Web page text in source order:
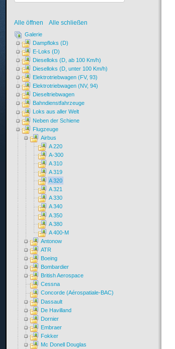
Alle öffnen Alle schließen
Galerie
Dampfloks (D)
E-Loks (D)
Dieselloks (D, ab 100 Km/h)
Dieselloks (D, unter 100 Km/h)
Elektrotriebwagen (FV, 93)
Elektrotriebwagen (NV, 94)
Dieseltriebwagen
Bahndienstfahrzeuge
Loks aus aller Welt
Neben der Schiene
Flugzeuge
Airbus
A 220
A-300
A 310
A 319
A 320
A 321
A 330
A 340
A 350
A 380
A 400-M
Antonow
ATR
Boeing
Bombardier
British Aerospace
Cessna
Concorde (Aérospatiale-BAC)
Dassault
De Havilland
Dornier
Embraer
Fokker
Mc Donell Douglas